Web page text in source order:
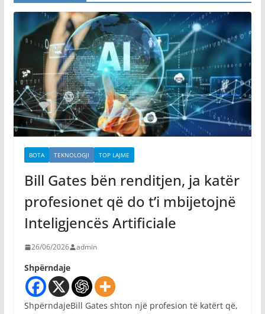
BOTA TEKNOLOGJI TOP LAJME
Bill Gates bën renditjen, ja katër
profesionet që do t’i mbijetojnë
Inteligjencës Artificiale
26/06/2026 admin
Shpërndaje
ShpërndajeBill Gates shton një profesion të katërt që,